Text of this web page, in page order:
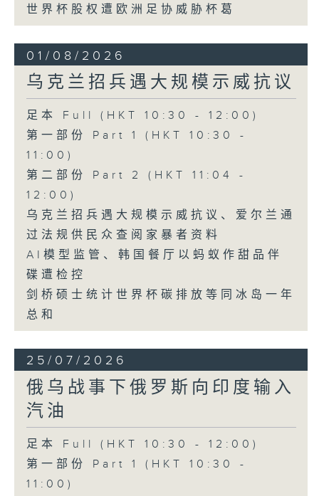
世界杯股权遭欧洲足协威胁杯葛
01/08/2026
乌克兰招兵遇大规模示威抗议
足本 Full (HKT 10:30 - 12:00)
第一部份 Part 1 (HKT 10:30 -
11:00)
第二部份 Part 2 (HKT 11:04 -
12:00)
乌克兰招兵遇大规模示威抗议、爱尔兰通
过法规供民众查阅家暴者资料
AI模型监管、韩国餐厅以蚂蚁作甜品伴
碟遭检控
剑桥硕士统计世界杯碳排放等同冰岛一年
总和
25/07/2026
俄乌战事下俄罗斯向印度输入
汽油
足本 Full (HKT 10:30 - 12:00)
第一部份 Part 1 (HKT 10:30 -
11:00)